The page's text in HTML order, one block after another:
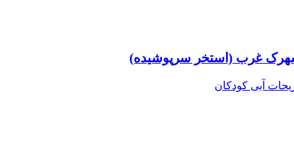
غرب (استخر سرپوشیده)
آبی کودکان